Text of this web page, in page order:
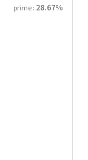
prime : 28.67%